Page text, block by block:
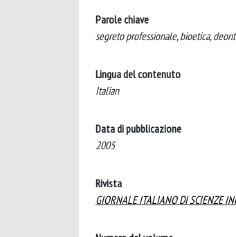
Parole chiave
segreto professionale, bioetica,
Lingua del contenuto
Italian
Data di pubblicazione
2005
Rivista
GIORNALE ITALIANO DI SCIENZE